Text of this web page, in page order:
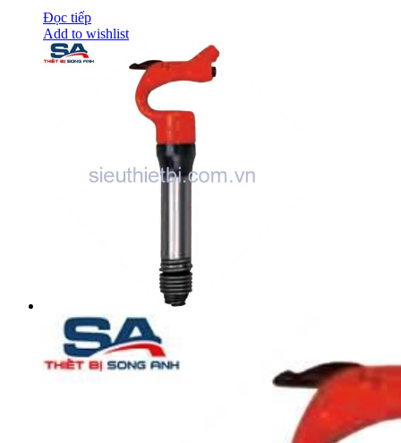
Đọc tiếp
Add to wishlist